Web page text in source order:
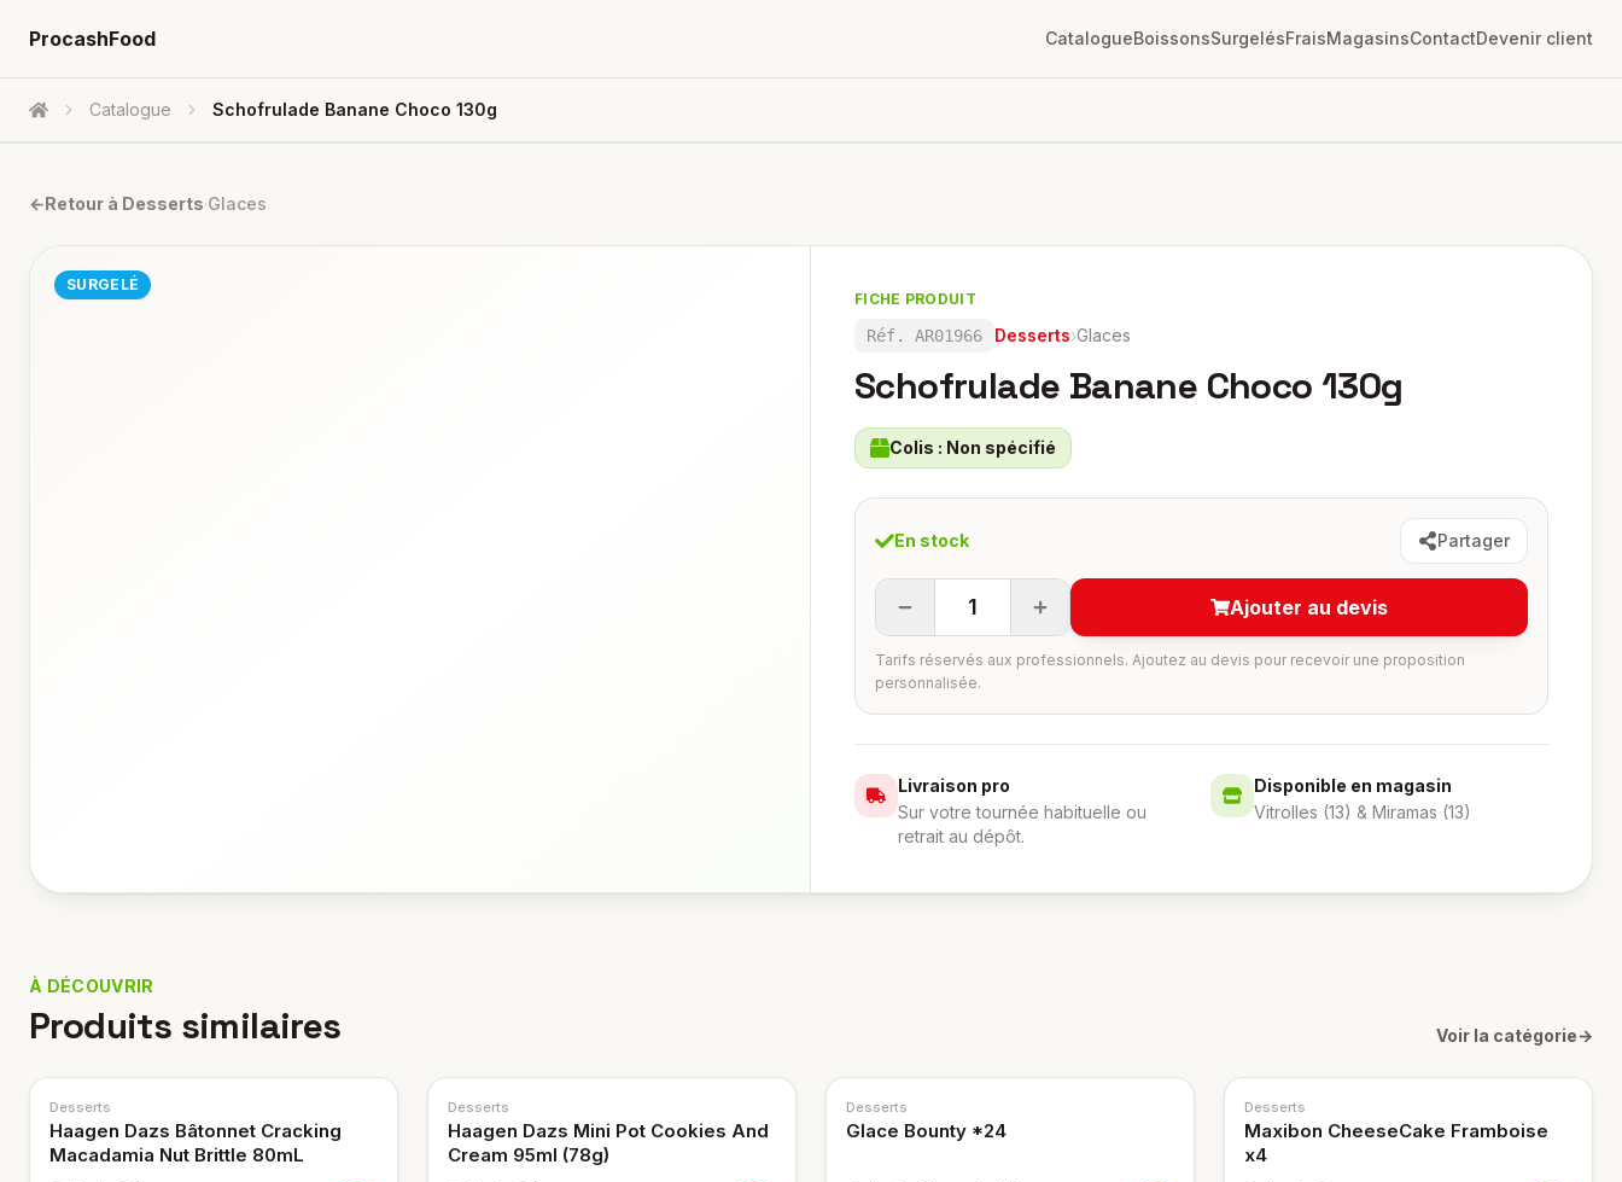
ProcashFood CatalogueBoissonsSurgelésFraisMagasinsContactDevenir client
Accueil Catalogue Schofrulade Banane Choco 130g
←Retour à Desserts·Glaces
SURGELÉ
FICHE PRODUIT
Réf. AR01966 Desserts›Glaces
Schofrulade Banane Choco 130g
Colis : Non spécifié
En stock Partager
1 Ajouter au devis
Tarifs réservés aux professionnels. Ajoutez au devis pour recevoir une proposition
personnalisée.
Livraison pro
Sur votre tournée habituelle ou
retrait au dépôt.
Disponible en magasin
Vitrolles (13) & Miramas (13)
À DÉCOUVRIR
Produits similaires Voir la catégorie→
Desserts
Haagen Dazs Bâtonnet Cracking
Macadamia Nut Brittle 80mL
Desserts
Haagen Dazs Mini Pot Cookies And
Cream 95ml (78g)
Desserts
Glace Bounty *24
NOUVEAU
Desserts
Maxibon CheeseCake Framboise
x4